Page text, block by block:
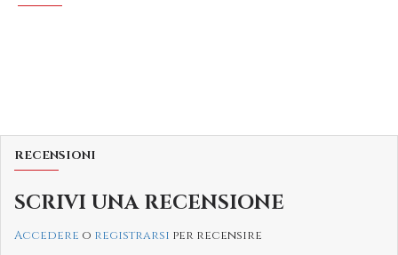
RECENSIONI
SCRIVI UNA RECENSIONE
Accedere o registrarsi per recensire